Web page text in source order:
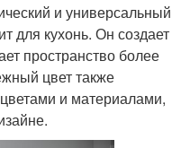
и универсальный
для кухонь. Он создает
пространство более
цвет также
и материалами,